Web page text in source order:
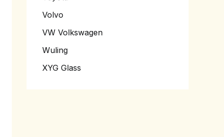
Volvo
VW Volkswagen
Wuling
XYG Glass